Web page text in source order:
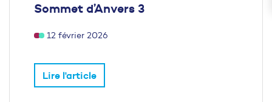
Sommet d’Anvers 3
12 février 2026
Lire l'article